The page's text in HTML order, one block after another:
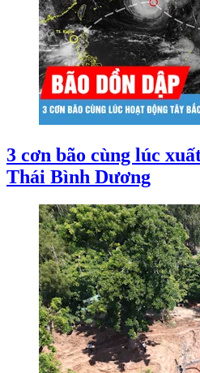
3 cơn bão cùng lúc
Thái Bình Dương